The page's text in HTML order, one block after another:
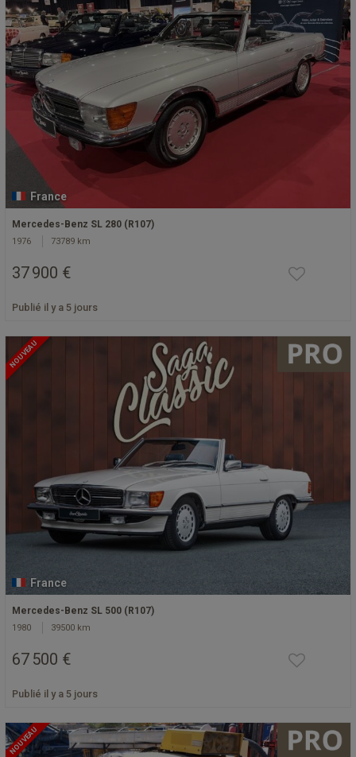
France
Mercedes-Benz SL 280 (R107)
1976 73789 km
37 900 €
Publié il y a 5 jours
NOUVEAU
France
Mercedes-Benz SL 500 (R107)
1980 39500 km
67 500 €
Publié il y a 5 jours
NOUVEAU